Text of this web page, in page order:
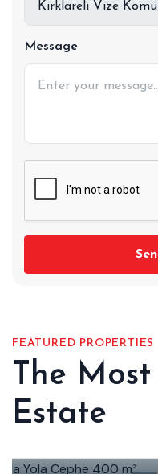
Message
FEATURED PROPERTIES
The
Estate
Arsa